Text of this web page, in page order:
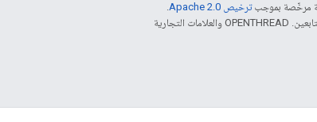
مرخّصة بموجبترخيص Apache 2.0‏
.
. إنّ Java هي علامة تجارية مسجَّلة لشركة Oracle و/أو شركائها التابعين. ‫OPENTHREAD والعلامات التجارية